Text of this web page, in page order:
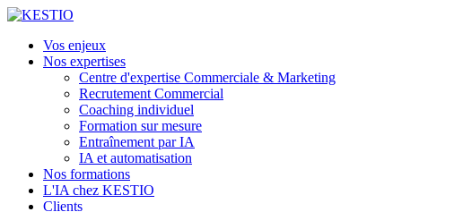
Vos enjeux
Nos expertises
Centre d'expertise Commerciale & Marketing
Recrutement Commercial
Coaching individuel
Formation sur mesure
Entraînement par IA
IA et automatisation
Nos formations
L'IA chez KESTIO
Clients